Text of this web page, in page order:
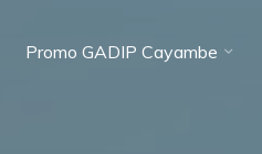
Promo GADIP Cayambe